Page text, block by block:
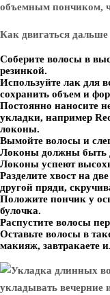
объемным пончиком,
Как двигаться дальше
Соберите волосы в
резинкой.
Используйте лак для
сохранить объем и
Постоянно наносите
укладки, например
локоны.
Вымойте волосы и
Локоны должны быть
Локоны успеют
Разделите хвост на
другой пряди,
Положите пончик у
булочка.
Распустите волосы
Оставьте волосы в
макияж, завтракаете